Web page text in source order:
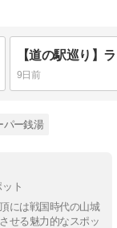
9日前
パー銭湯
ト
には戦国時代の山城
せる魅力的なスポッ